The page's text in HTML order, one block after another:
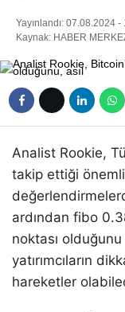
Yayınlandı: 07.08.2024 -
Kaynak: HABER
Analist Rookie,
takip ettiği
ardından fibo
noktası
yatırımcıların
hareketler